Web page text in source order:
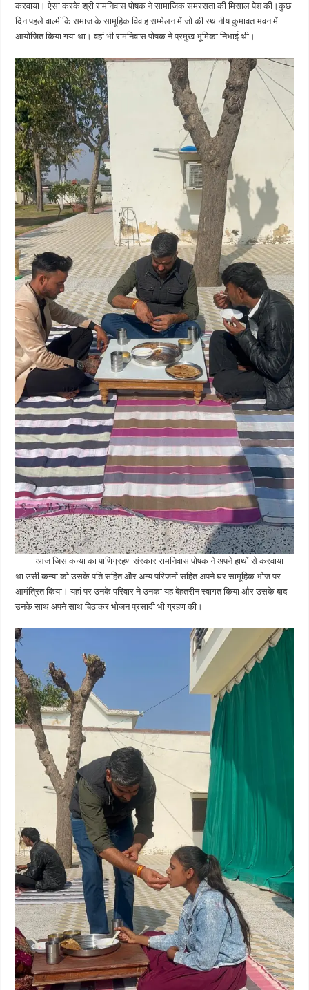
करवाया। ऐसा करके श्री रामनिवास पोषक ने सामाजिक समरसता की मिसाल पेश की।कुछ
दिन पहले वाल्मीकि समाज के सामूहिक विवाह सम्मेलन में जो की स्थानीय कुमावत भवन में
आयोजित किया गया था। वहां भी रामनिवास पोषक ने प्रमुख भूमिका निभाई थी।
आज जिस कन्या का पाणिग्रहण संस्कार रामनिवास पोषक ने अपने हाथों से करवाया
था उसी कन्या को उसके पति सहित और अन्य परिजनों सहित अपने घर सामूहिक भोज पर
आमंत्रित किया। यहां पर उनके परिवार ने उनका यह बेहतरीन स्वागत किया और उसके बाद
उनके साथ अपने साथ बिठाकर भोजन प्रसादी भी ग्रहण की।